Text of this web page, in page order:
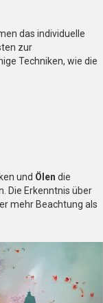
das individuelle
zur
Techniken, wie die
und Ölen die
Die Erkenntnis über
mehr Beachtung als